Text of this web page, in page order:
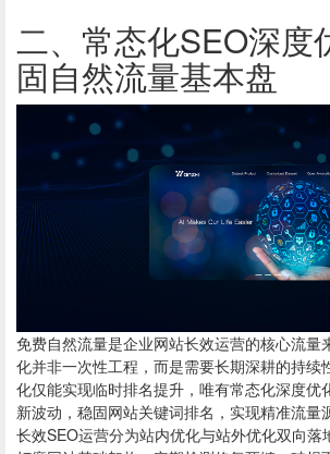
二、常态化SEO深度
固自然流量基本盘
免费自然流量是企业网站长效运营的核心流量
化并非一次性工程，而是需要长期深耕的持续
化仅能实现临时排名提升，唯有常态化深度优
新波动，稳固网站关键词排名，实现精准流量
长效SEO运营分为站内优化与站外优化双向落